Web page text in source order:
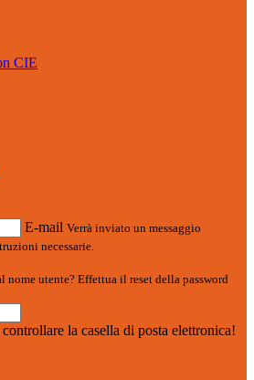
CIE
E-mail Verrà inviato un messaggio
necessarie.
nome utente? Effettua il reset della password
la casella di posta elettronica!